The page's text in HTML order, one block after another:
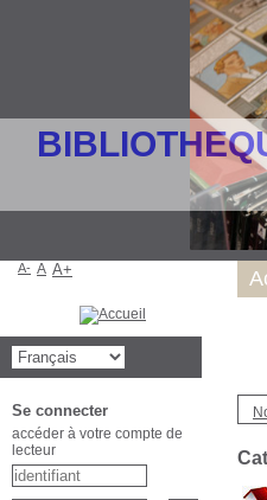
A- A A+
Se connecter
accéder à votre compte de
lecteur